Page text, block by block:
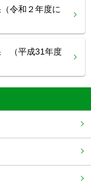
令和２年度に
（平成31年度